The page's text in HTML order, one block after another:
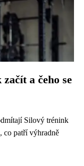
a čeho se
Silový trénink
co patří výhradně